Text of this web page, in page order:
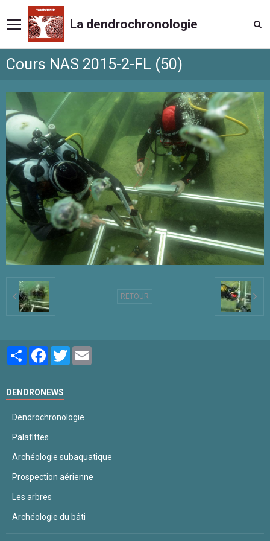
La dendrochronologie
Cours NAS 2015-2-FL (50)
RETOUR
PartagerFacebook
Twitter
DENDRONEWS
Dendrochronologie
Palafittes
Archéologie subaquatique
Prospection aérienne
Les arbres
Archéologie du bâti